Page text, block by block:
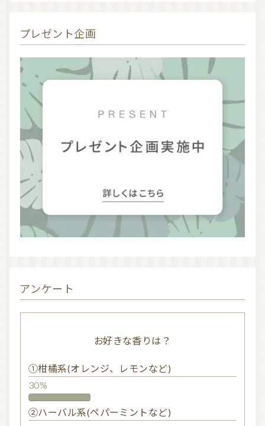
プレゼント企画
アンケート
お好きな香りは？
①柑橘系(オレンジ、レモンなど)
30%
②ハーバル系(ペパーミントなど)